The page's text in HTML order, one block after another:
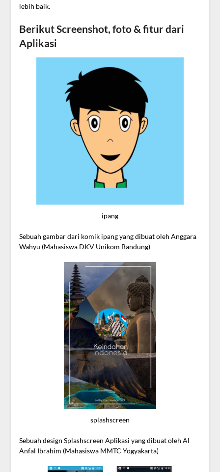
lebih baik.
Berikut Screenshot, foto & fitur dari
Aplikasi
ipang
Sebuah gambar dari komik ipang yang dibuat oleh Anggara
Wahyu (Mahasiswa DKV Unikom Bandung)
splashscreen
Sebuah design Splashscreen Aplikasi yang dibuat oleh Al
Anfal Ibrahim (Mahasiswa MMTC Yogyakarta)